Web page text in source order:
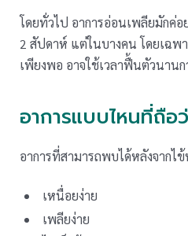
โดยทั่วไป อาการอ่อนเพลียมักค่
2 สัปดาห์ แต่ในบางคน โดยเฉพ
เพียงพอ อาจใช้เวลาฟื้นตัวนาน
อาการแบบไหนที่ถือ
อาการที่สามารถพบได้หลังจากไ
เหนื่อยง่าย
เพลียง่าย